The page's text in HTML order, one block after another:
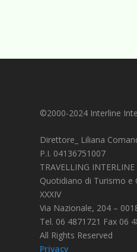
©2000-2024 Interline
Direttore_ Liliana
P.I. 04136751007
TRAVELLING
Quotidiano di Turismo e
XXXIV
Via Nazionale, 204 –
Tel. 06 4871721 Fax 06
All Rights Reserved
Privacy